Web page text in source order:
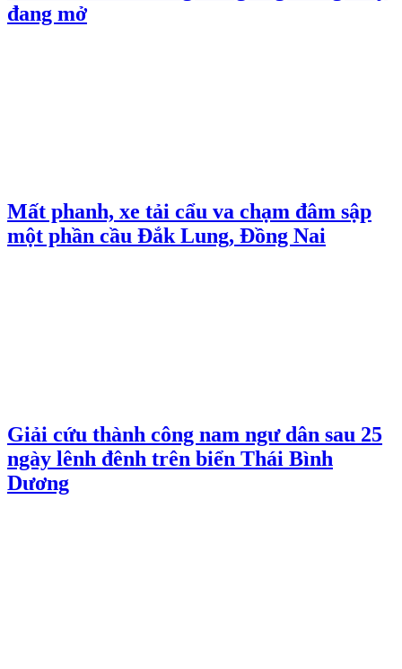
đang mở
Mất phanh, xe tải cẩu va chạm đâm sập
một phần cầu Đắk Lung, Đồng Nai
Giải cứu thành công nam ngư dân sau 25
ngày lênh đênh trên biển Thái Bình
Dương